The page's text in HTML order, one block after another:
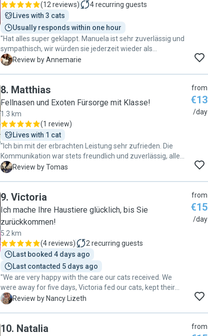
(12 reviews) 4recurring guests
Lives with 3 cats
Usually responds within one hour
"Hat alles super geklappt. Manuela ist sehr zuverlässig und
sympathisch, wir würden sie jederzeit wieder als
Katzensitterin beauftragen. :)"
A Review by Annemarie
8. Matthias
Fellnasen und Exoten Fürsorge mit Klasse!
1.3 km
(1 review)
Lives with 1 cat
"Ich bin mit der erbrachten Leistung sehr zufrieden. Die
Kommunikation war stets freundlich und zuverlässig, alle
Vereinbarungen wurden eingehalten. Matthias hat seine
und würde seine Dienste jederzeit wieder in Anspruch
nehmen."
T Review by Tomas
from
€13
/day
9. Victoria
Ich mache Ihre Haustiere glücklich, bis Sie
zurückkommen!
5.2 km
(4 reviews) 2 recurring guests
Last booked 4 days ago
Last contacted 5 days ago
"We are very happy with the care our cats received. We
were away for five days, Victoria fed our cats, kept their
litter boxes clean, and spent quality time playing with them,
knowing they were in such good hands and would happily
N Review by Nancy Lizeth
from
€15
/day
10. Natalia from